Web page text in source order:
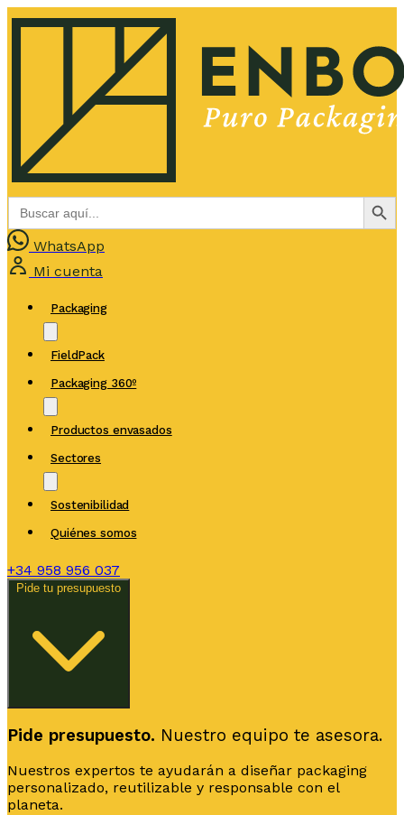
Buscar: Botón de
WhatsApp
Mi cuenta
Packaging
FieldPack
Packaging 360º
Productos envasados
Sectores
Sostenibilidad
Quiénes somos
+34 958 956 037
Pide tu presupuesto
Pide presupuesto. Nuestro equipo te asesora.
Nuestros expertos te ayudarán a diseñar packaging
personalizado, reutilizable y responsable con el
planeta.